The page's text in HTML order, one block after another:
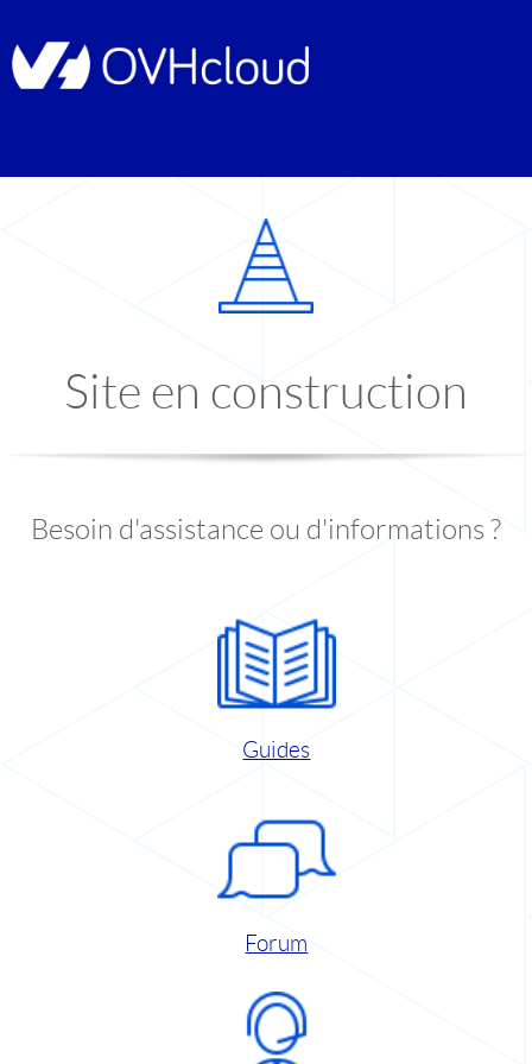
Site en construction
Besoin d'assistance ou d'informations ?
Guides
Forum